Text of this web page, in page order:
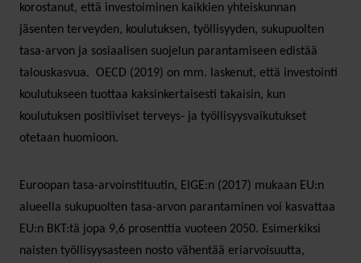
korostanut, että investoiminen kaikkien yhteiskunnan
jäsenten terveyden, koulutuksen, työllisyyden, sukupuolten
tasa-arvon ja sosiaalisen suojelun parantamiseen edistää
talouskasvua. OECD (2019) on mm. laskenut, että investointi
koulutukseen tuottaa kaksinkertaisesti takaisin, kun
koulutuksen positiiviset terveys- ja työllisyysvaikutukset
otetaan huomioon.
Euroopan tasa-arvoinstituutin, EIGE:n (2017) mukaan EU:n
alueella sukupuolten tasa-arvon parantaminen voi kasvattaa
EU:n BKT:tä jopa 9,6 prosenttia vuoteen 2050. Esimerkiksi
naisten työllisyysasteen nosto vähentää eriarvoisuutta,